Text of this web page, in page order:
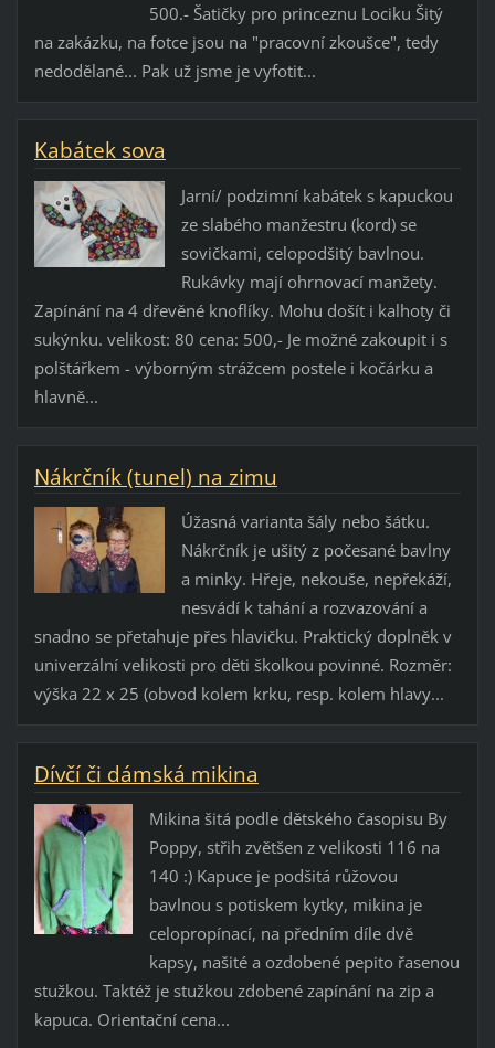
500.- Šatičky pro princeznu Lociku Šitý
na zakázku, na fotce jsou na "pracovní zkoušce", tedy
nedodělané... Pak už jsme je vyfotit...
Kabátek sova
Jarní/ podzimní kabátek s kapuckou
ze slabého manžestru (kord) se
sovičkami, celopodšitý bavlnou.
Rukávky mají ohrnovací manžety.
Zapínání na 4 dřevěné knoflíky. Mohu došít i kalhoty či
sukýnku. velikost: 80 cena: 500,- Je možné zakoupit i s
polštářkem - výborným strážcem postele i kočárku a
hlavně...
Nákrčník (tunel) na zimu
Úžasná varianta šály nebo šátku.
Nákrčník je ušitý z počesané bavlny
a minky. Hřeje, nekouše, nepřekáží,
nesvádí k tahání a rozvazování a
snadno se přetahuje přes hlavičku. Praktický doplněk v
univerzální velikosti pro děti školkou povinné. Rozměr:
výška 22 x 25 (obvod kolem krku, resp. kolem hlavy...
Dívčí či dámská mikina
Mikina šitá podle dětského časopisu By
Poppy, střih zvětšen z velikosti 116 na
140 :) Kapuce je podšitá růžovou
bavlnou s potiskem kytky, mikina je
celopropínací, na předním díle dvě
kapsy, našité a ozdobené pepito řasenou
stužkou. Taktéž je stužkou zdobené zapínání na zip a
kapuca. Orientační cena...